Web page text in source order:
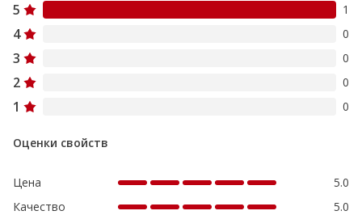
5 1
4 0
3 0
2 0
1 0
Оценки свойств
Цена
5.0
Качество
5.0